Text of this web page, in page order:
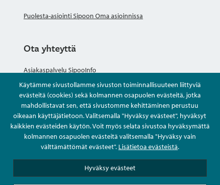
Käytämme sivustollamme sivuston toiminnallisuuteen liittyviä
evästeitä (cookies) sekä kolmannen osapuolen evästeitä, jotka
mahdollistavat sen, että sivustomme kehittäminen perustuu
oikeaan käyttäjätietoon. Valitsemalla "Hyväksy evästeet", hyväksyt
kaikkien evästeiden käytön. Voit myös selata sivustoa hyväksymättä
kolmannen osapuolen evästeitä valitsemalla "Hyväksy vain
välttämättömät evästeet". Lisätietoa evästeistä.
Hyväksy evästeet
Puolesta-asiointi Sipoon Oma asioinnissa
Ota yhteyttä
Asiakaspalvelu SipooInfo
Anna palautetta nimettömästi
Kysy tai asioi
Yhteystiedot